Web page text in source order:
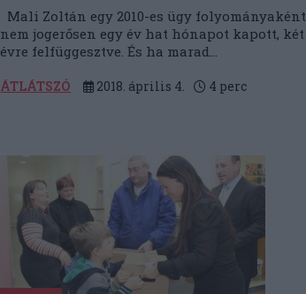
Mali Zoltán egy 2010-es ügy folyományaként
nem jogerősen egy év hat hónapot kapott, két
évre felfüggesztve. És ha marad...
ÁTLÁTSZÓ 2018. április 4. 4 perc